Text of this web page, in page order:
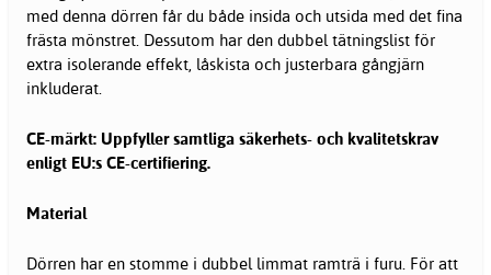
med denna dörren får du både insida och utsida med det fina
frästa mönstret. Dessutom har den dubbel tätningslist för
extra isolerande effekt, låskista och justerbara gångjärn
inkluderat.
CE-märkt: Uppfyller samtliga säkerhets- och kvalitetskrav
enligt EU:s CE-certifiering.
Material
Dörren har en stomme i dubbel limmat ramträ i furu. För att